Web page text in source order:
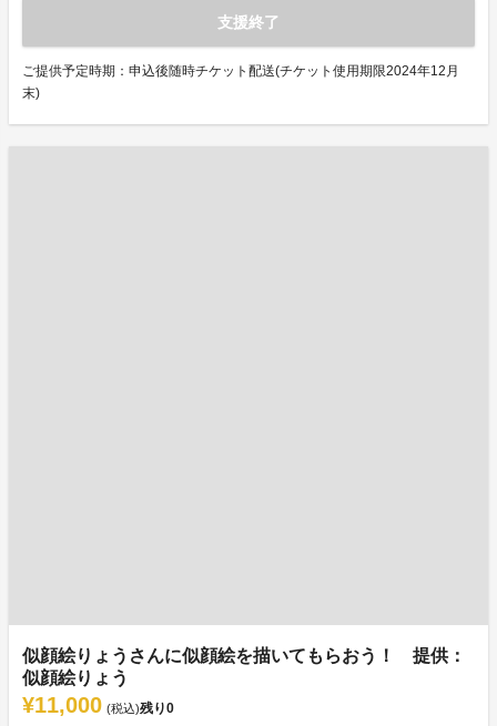
支援終了
ご提供予定時期：申込後随時チケット配送(チケット使用期限2024年12月
末)
似顔絵りょうさんに似顔絵を描いてもらおう！ 提供：
似顔絵りょう
¥11,000 (税込)残り0